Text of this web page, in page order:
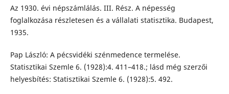
Az 1930. évi népszámlálás. III. Rész. A népesség
foglalkozása részletesen és a vállalati statisztika. Budapest,
1935.
Pap László: A pécsvidéki szénmedence termelése.
Statisztikai Szemle 6. (1928):4. 411–418.; lásd még szerzői
helyesbítés: Statisztikai Szemle 6. (1928):5. 492.